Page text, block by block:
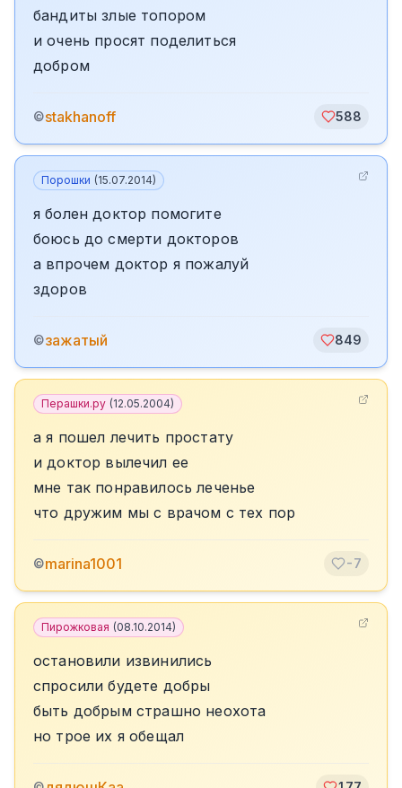
бандиты злые топором
и очень просят поделиться
добром
©stakhanoff 588
Порошки (15.07.2014)
я болен доктор помогите
боюсь до смерти докторов
а впрочем доктор я пожалуй
здоров
©зажатый 849
Перашки.ру (12.05.2004)
а я пошел лечить простату
и доктор вылечил ее
мне так понравилось леченье
что дружим мы с врачом с тех пор
©marina1001 -7
Пирожковая (08.10.2014)
остановили извинились
спросили будете добры
быть добрым страшно неохота
но трое их я обещал